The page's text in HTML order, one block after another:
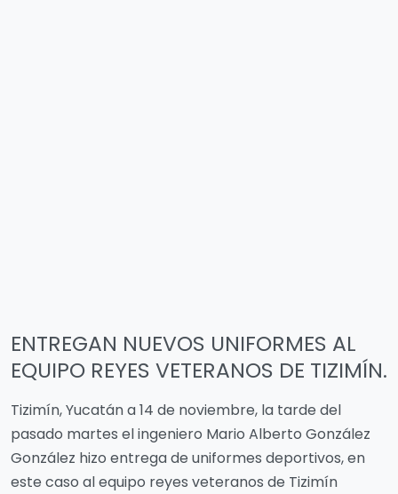
ENTREGAN NUEVOS UNIFORMES AL
EQUIPO REYES VETERANOS DE TIZIMÍN.
Tizimín, Yucatán a 14 de noviembre, la tarde del
pasado martes el ingeniero Mario Alberto González
González hizo entrega de uniformes deportivos, en
este caso al equipo reyes veteranos de Tizimín